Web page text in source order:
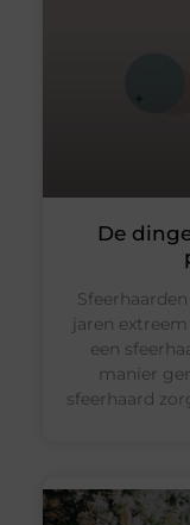
De
jaren
een
manier
sfeerhaard